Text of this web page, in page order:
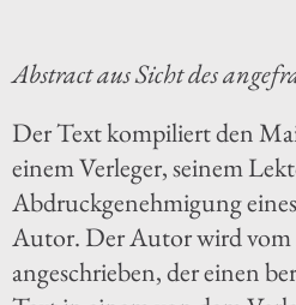
Abstract aus Sicht des
Der Text kompiliert den
einem Verleger, seinem
Abdruckgenehmigung
Autor. Der Autor wird vom
angeschrieben, der einen